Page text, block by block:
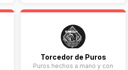
celebrar tu gran día con
Torcedor de Puros
Puros hechos a mano y con